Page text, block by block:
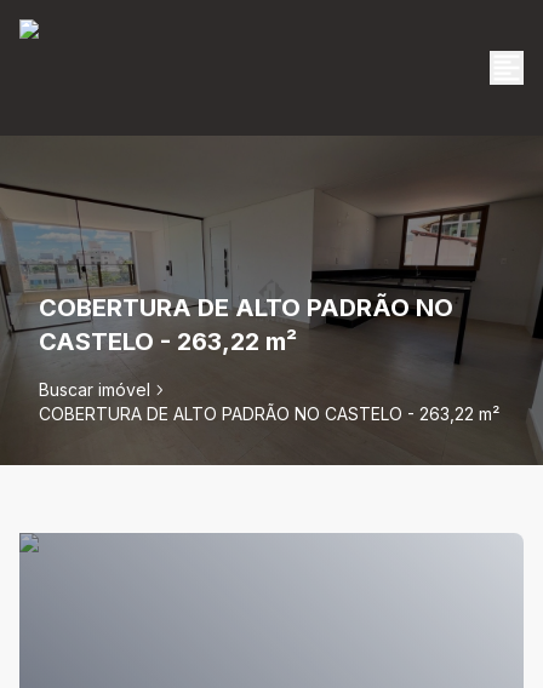
COBERTURA DE ALTO PADRÃO NO
CASTELO - 263,22 m²
Buscar imóvel
COBERTURA DE ALTO PADRÃO NO CASTELO - 263,22 m²